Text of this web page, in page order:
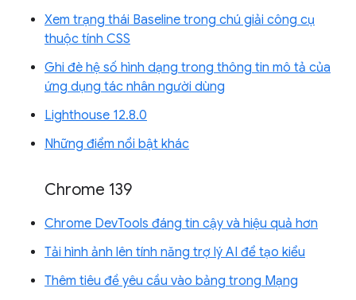
Xem trạng thái Baseline trong chú giải công cụ
thuộc tính CSS
Ghi đè hệ số hình dạng trong thông tin mô tả của
ứng dụng tác nhân người dùng
Lighthouse 12.8.0
Những điểm nổi bật khác
Chrome 139
Chrome DevTools đáng tin cậy và hiệu quả hơn
Tải hình ảnh lên tính năng trợ lý AI để tạo kiểu
Thêm tiêu đề yêu cầu vào bảng trong Mạng